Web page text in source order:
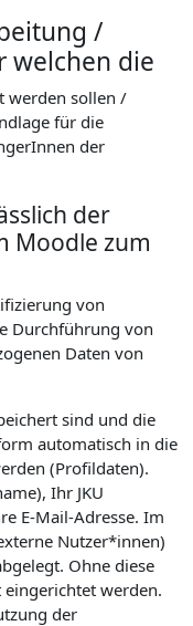
/
welchen die
werden sollen /
für die
der
der
Moodle zum
von
Durchführung von
Daten von
sind und die
automatisch in die
(Profildaten).
Ihr JKU
E-Mail-Adresse. Im
Nutzer*innen)
Ohne diese
werden.
der